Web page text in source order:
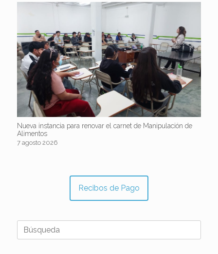
Nueva instancia para renovar el carnet de Manipulación de
Alimentos
7 agosto 2026
Recibos de Pago
Buscar: